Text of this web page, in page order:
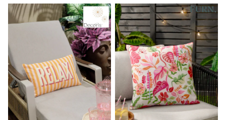
Joules
Little Bird by Jools Oliver
Baker by Ted Baker
Occasionwear
Schoolwear
Partywear
Flower Girl
Bridesmaid
Shop All
A-Z Brands
JoJo Maman Bébé
BOYS